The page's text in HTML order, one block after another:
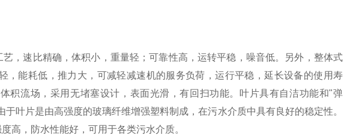
速比精确，体积小，重量轻；可靠性高，运转平稳，噪音低。另外，整体式
，能耗低，推力大，可减轻减速机的服务负荷，运行平稳，延长设备的使用寿
积流场，采用无堵塞设计，表面光滑，有回扫功能。叶片具有自洁功能和"弹
叶片是由高强度的玻璃纤维增强塑料制成，在污水介质中具有良好的稳定性。
高，防水性能好，可用于各类污水介质。